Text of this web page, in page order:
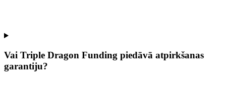
Vai Triple Dragon Funding piedāvā atpirkšanas
garantiju?